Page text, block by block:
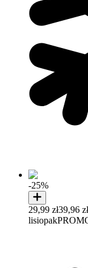
-25%
29,99 zł39,96 zł
lisiopak